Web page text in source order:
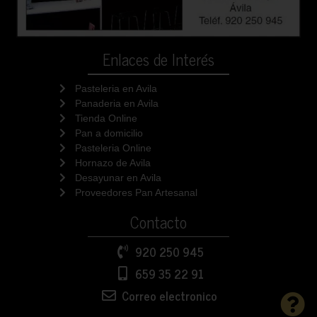
Enlaces de Interés
Pasteleria en Avila
Panaderia en Avila
Tienda Online
Pan a domicilio
Pasteleria Online
Hornazo de Avila
Desayunar en Avila
Proveedores Pan Artesanal
Contacto
920 250 945
659 35 22 91
Correo electronico